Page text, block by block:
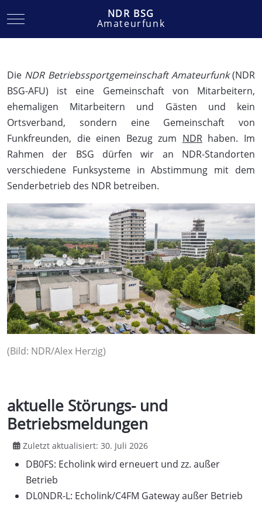
Mobile Menu Toggle NDR BSG
Amateurfunk
Die NDR Betriebssportgemeinschaft Amateurfunk(NDR
BSG-AFU) ist eine Gemeinschaft von Mitarbeitern,
ehemaligen Mitarbeitern und Gästen und kein
Ortsverband, sondern eine Gemeinschaft von
Funkfreunden, die einen Bezug zum NDRhaben. Im
Rahmen der BSG dürfen wir an NDR-Standorten
verschiedene Funksysteme in Abstimmung mit dem
Senderbetrieb des NDR betreiben.
(Bild: NDR/Alex Herzig)
aktuelle Störungs- und
Betriebsmeldungen
Zuletzt aktualisiert: 30. Juli 2026
DB0FS: Echolink wird erneuert und zz. außer
Betrieb
DL0NDR-L: Echolink/C4FM Gateway außer Betrieb